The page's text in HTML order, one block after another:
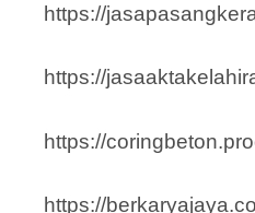
https://
https://
https://
https://